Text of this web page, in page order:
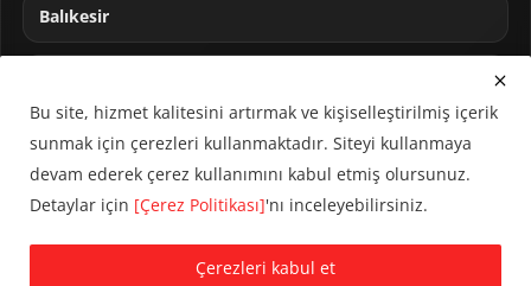
Balıkesir
© 2024 CUMHA (Cumhur Haber Ajansı) Tüm hakları saklıdır.
Bu site, hizmet kalitesini artırmak ve kişiselleştirilmiş içerik
sunmak için çerezleri kullanmaktadır. Siteyi kullanmaya
devam ederek çerez kullanımını kabul etmiş olursunuz.
Detaylar için [Çerez Politikası]'nı inceleyebilirsiniz.
Çerezleri kabul et